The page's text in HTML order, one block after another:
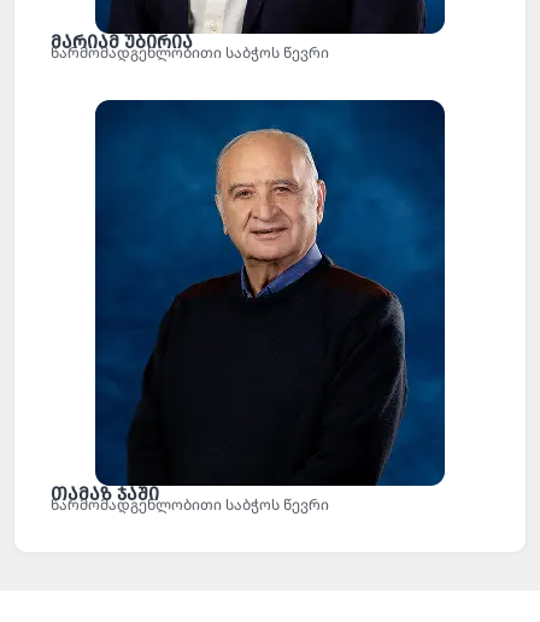
მარიამ უბირია
წარმომადგენლობითი საბჭოს წევრი
თამაზ ჯაში
წარმომადგენლობითი საბჭოს წევრი